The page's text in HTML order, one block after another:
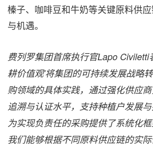
榛子、咖啡豆和牛奶等关键原料供
与机遇。
费列罗集团首席执行官Lapo Civiletti
耕价值观'将集团的可持续发展战略
购领域的具体实践，通过强化供应
追溯与认证水平，支持种植户发展与
为实现负责任的采购提供了系统化
我们能够根据不同原料供应链的实